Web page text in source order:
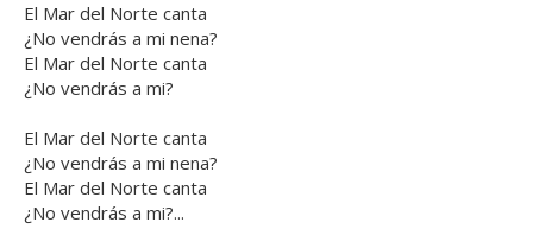
El Mar del Norte canta
¿No vendrás a mi nena?
El Mar del Norte canta
¿No vendrás a mi?
El Mar del Norte canta
¿No vendrás a mi nena?
El Mar del Norte canta
¿No vendrás a mi?...